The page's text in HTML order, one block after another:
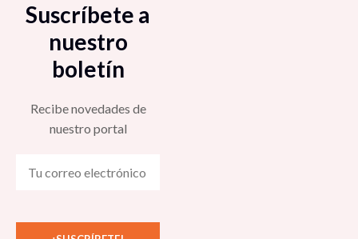
Suscríbete a
nuestro
boletín
Recibe novedades de
nuestro portal